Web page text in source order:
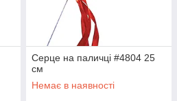
Серце на паличці #4804 25
см
Немає в наявності